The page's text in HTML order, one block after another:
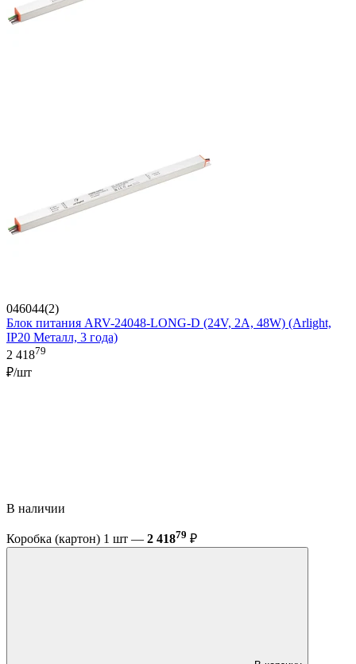
046044(2)
Блок питания ARV-24048-LONG-D (24V, 2A, 48W) (Arlight,
IP20 Металл, 3 года)
2 41879
₽/шт
В наличии
Коробка (картон) 1 шт — 2 41879 ₽